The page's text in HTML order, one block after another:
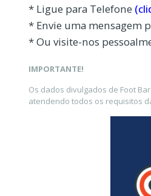
* Ligue para Telefone
* Envie uma mensagem
* Ou visite-nos
IMPORTANTE!
Os dados divulgados de Foot
atendendo todos os requisitos